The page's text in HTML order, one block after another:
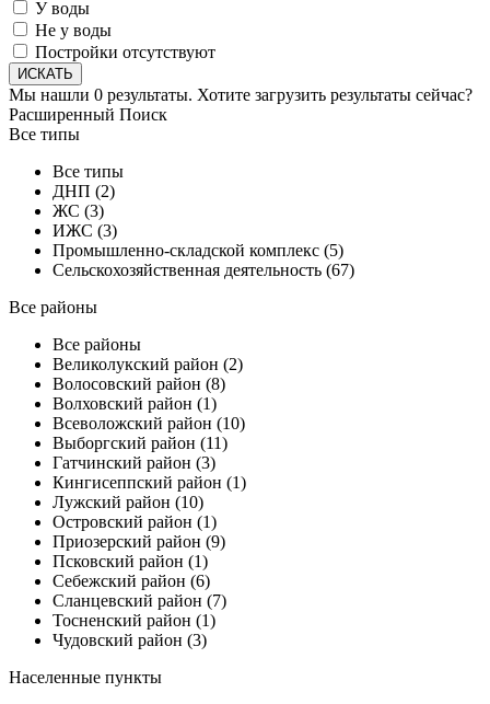
У воды
Не у воды
Постройки отсутствуют
Мы нашли 0 результаты. Хотите загрузить результаты сейчас?
Расширенный Поиск
Все типы
Все типы
ДНП (2)
ЖС (3)
ИЖС (3)
Промышленно-складской комплекс (5)
Сельскохозяйственная деятельность (67)
Все районы
Все районы
Великолукский район (2)
Волосовский район (8)
Волховский район (1)
Всеволожский район (10)
Выборгский район (11)
Гатчинский район (3)
Кингисеппский район (1)
Лужский район (10)
Островский район (1)
Приозерский район (9)
Псковский район (1)
Себежский район (6)
Сланцевский район (7)
Тосненский район (1)
Чудовский район (3)
Населенные пункты